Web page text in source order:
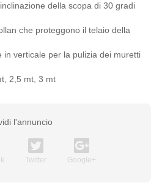
della scopa di 30 gradi
che proteggono il telaio della
in verticale per la pulizia dei muretti
2,5 mt, 3 mt
l'annuncio
Twitter Google+